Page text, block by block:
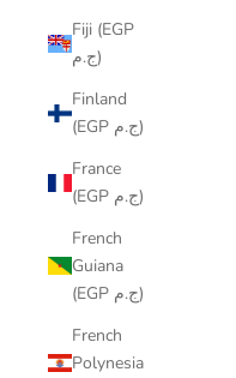
Fiji (EGP
ج.م)
Finland
(EGP ج.م)
France
(EGP ج.م)
French
Guiana
(EGP ج.م)
French
Polynesia